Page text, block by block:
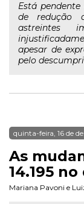
Está
de redução
astreintes
apesar de
pelo
quinta-feira, 16 de
As
14.195
Mariana Pavoni e